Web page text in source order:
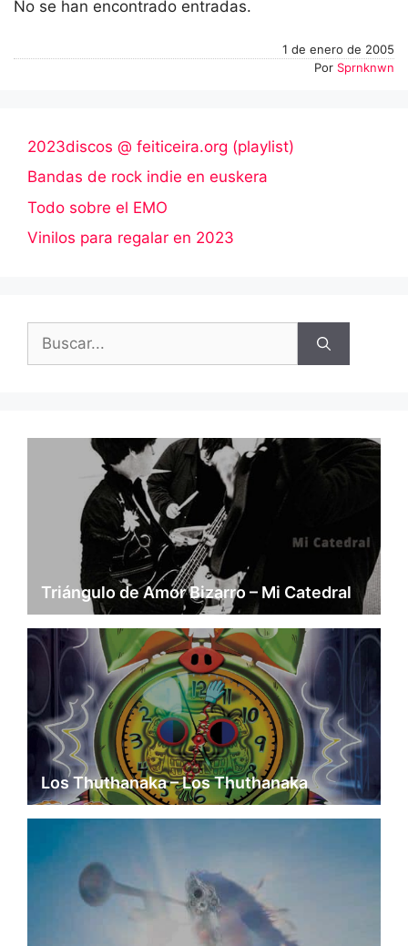
No se han encontrado entradas.
1 de enero de 2005
Por Sprnknwn
2023discos @ feiticeira.org (playlist)
Bandas de rock indie en euskera
Todo sobre el EMO
Vinilos para regalar en 2023
Buscar:
Triángulo de Amor Bizarro – Mi Catedral
Los Thuthanaka – Los Thuthanaka